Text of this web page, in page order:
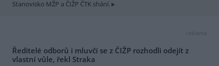
Stanovisko MŽP a ČIŽP ČTK shání.
reklama
Ředitelé odborů i mluvčí se z ČIŽP rozhodli odejít z
vlastní vůle, řekl Straka